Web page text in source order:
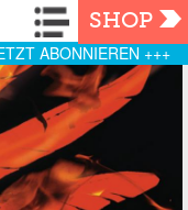
Navigation
SHOP
ABONNIEREN +++